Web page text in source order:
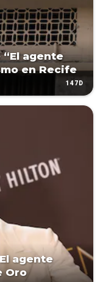
agente
en Recife
147D
agente
Oro